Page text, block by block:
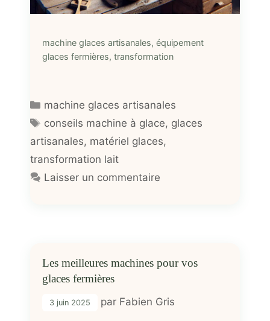
machine glaces artisanales, équipement
glaces fermières, transformation
Catégories
machine glaces artisanales
Étiquettes
conseils machine à glace, glaces
artisanales, matériel glaces,
transformation lait
Laisser un commentaire
Les meilleures machines pour vos
glaces fermières
3 juin 2025 par Fabien Gris